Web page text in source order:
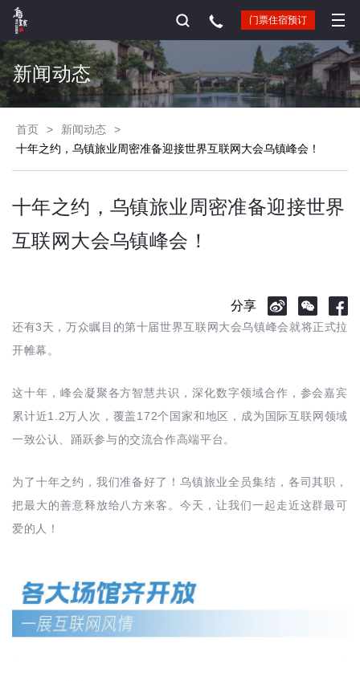
门票住宿预订
新闻动态
首页 > 新闻动态
>
十年之约，乌镇旅业周密准备迎接世界互联网大会乌镇峰会！
十年之约，乌镇旅业周密准备迎接世界
互联网大会乌镇峰会！
分享
还有3 天，万众瞩目的第十届世界互联网大会乌镇峰会就将正式拉
开帷幕。
这十年，峰会凝聚各方智慧共识，深化数字领域合作，参会嘉宾
累计近1.2万人次，覆盖 172个国家和地区，成为国际互联网领域
一致公认、踊跃参与的交流合作高端平台。
为了十年之约，我们准备好了！乌镇旅业全员集结，各司其职，
把最大的善意释放给八方来客。今天，让我们一起走近这群最可
爱的人！